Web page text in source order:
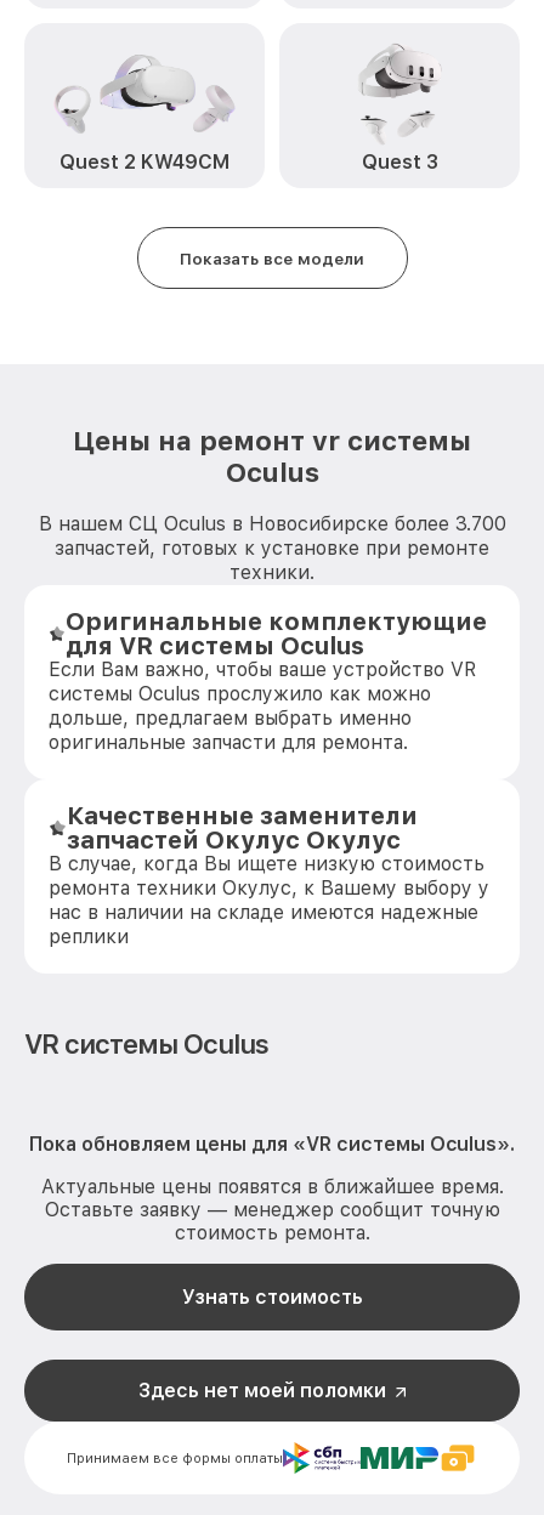
Quest 2 KW49CM Quest 3
Показать все модели
Цены на ремонт vr системы
Oculus
В нашем СЦ Oculus в Новосибирске более 3.700
запчастей, готовых к установке при ремонте
техники.
Оригинальные комплектующие
для VR системы Oculus
Если Вам важно, чтобы ваше устройство VR
системы Oculus прослужило как можно
дольше, предлагаем выбрать именно
оригинальные запчасти для ремонта.
Качественные заменители
запчастей Окулус Окулус
В случае, когда Вы ищете низкую стоимость
ремонта техники Окулус, к Вашему выбору у
нас в наличии на складе имеются надежные
реплики
VR системы Oculus
Пока обновляем цены для «VR системы Oculus».
Актуальные цены появятся в ближайшее время.
Оставьте заявку — менеджер сообщит точную
стоимость ремонта.
Узнать стоимость
Принимаем все формы оплаты
Здесь нет моей поломки